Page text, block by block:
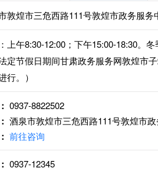
敦煌市三危西路111号敦煌市政务服务
上午8:30-12:00；下午15:00-18:30。
定节假日期间甘肃政务服务网敦煌市
行。）
0937-8822502
酒泉市敦煌市三危西路111号敦煌市
前往咨询
0937-12345